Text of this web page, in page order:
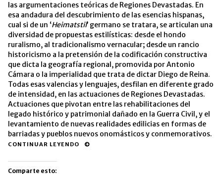
las argumentaciones teóricas de Regiones Devastadas. En
esa andadura del descubrimiento de las esencias hispanas,
cual si de un ‘Heimatstil’ germano se tratara, se articulan una
diversidad de propuestas estilísticas: desde el hondo
ruralismo, al tradicionalismo vernacular; desde un rancio
historicismo a la pretensión de la codificación constructiva
que dicta la geografía regional, promovida por Antonio
Cámara o la imperialidad que trata de dictar Diego de Reina.
Todas esas valencias y lenguajes, desfilan en diferente grado
de intensidad, en las actuaciones de Regiones Devastadas.
Actuaciones que pivotan entre las rehabilitaciones del
legado histórico y patrimonial dañado en la Guerra Civil, y el
levantamiento de nuevas realidades edilicias en formas de
barriadas y pueblos nuevos onomásticos y conmemorativos.
CONTINUAR LEYENDO
Comparte esto: